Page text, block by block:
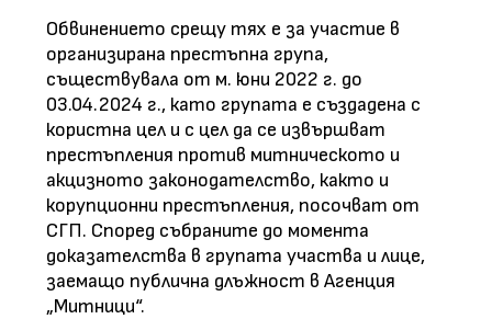
Обвинението срещу тях е за участие в
организирана престъпна група,
съществувала от м. юни 2022 г. до
03.04.2024 г., като групата е създадена с
користна цел и с цел да се извършват
престъпления против митническото и
акцизното законодателство, както и
корупционни престъпления, посочват от
СГП. Според събраните до момента
доказателства в групата участва и лице,
заемащо публична длъжност в Агенция
„Митници“.